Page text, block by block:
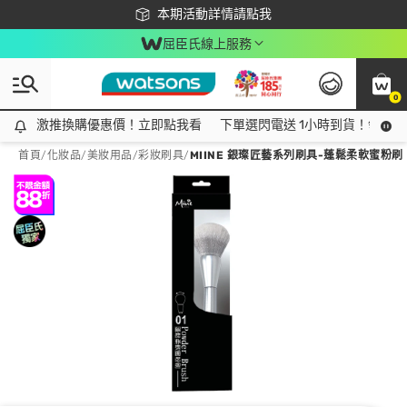
本期活動詳情請點我
下載app最高回饋$350
屈臣氏線上服務
0
激推換購優惠價！立即點我看
激推換購優惠價！立即點我看 下單選閃電送 1小時到貨！領神
首頁/化妝品/美妝用品/彩妝刷具/MIINE 銀璨匠藝系列刷具-蓬鬆柔軟蜜粉刷